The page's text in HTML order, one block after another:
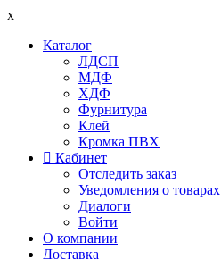
x
Каталог
ЛДСП
МДФ
ХДФ
Фурнитура
Клей
Кромка ПВХ
Кабинет
Отследить заказ
Уведомления о товарах
Диалоги
Войти
О компании
Доставка